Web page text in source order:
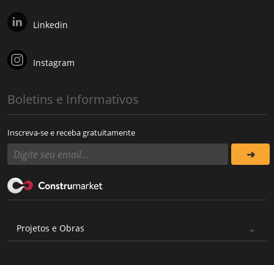
Linkedin
Instagram
Boletins e Informativos
Inscreva-se e receba gratuitamente
Projetos e Obras